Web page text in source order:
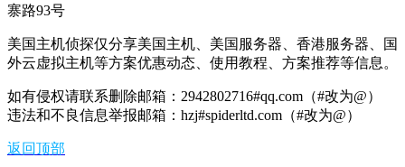
寨路93号
美国主机侦探仅分享美国主机、美国服务器、香港服务器、国
外云虚拟主机等方案优惠动态、使用教程、方案推荐等信息。
如有侵权请联系删除邮箱：2942802716#qq.com（#改为@）
违法和不良信息举报邮箱：hzj#spiderltd.com（#改为@）
返回顶部